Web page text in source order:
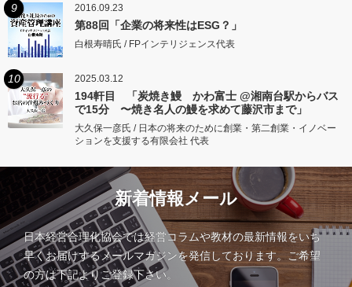
9 2016.09.23
第88回「企業の将来性はESG？」
白根寿晴氏 / FPインテリジェンス代表
10 2025.03.12
194軒目 「炭焼き鰻 かわ富士 @湘南台駅からバス
で15分 〜焼き名人の鰻を求めて藤沢市まで」
大久保一彦氏 / 日本の将来のために創業・第二創業・イノベー
ションを支援する有限会社 代表
新着情報メール
日本経営合理化協会では経営コラムや教材の最新情報をいち
早くお届けするメールマガジンを発信しております。ご希望
の方は下記よりご登録下さい。